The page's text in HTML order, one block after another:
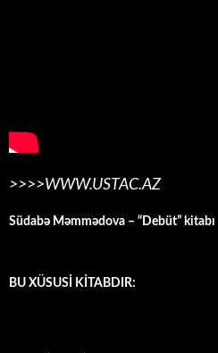
>>>>WWW.USTAC.AZ
Südabə Məmmədova – “Debüt” kitabı
BU XÜSUSİ KİTABDIR: